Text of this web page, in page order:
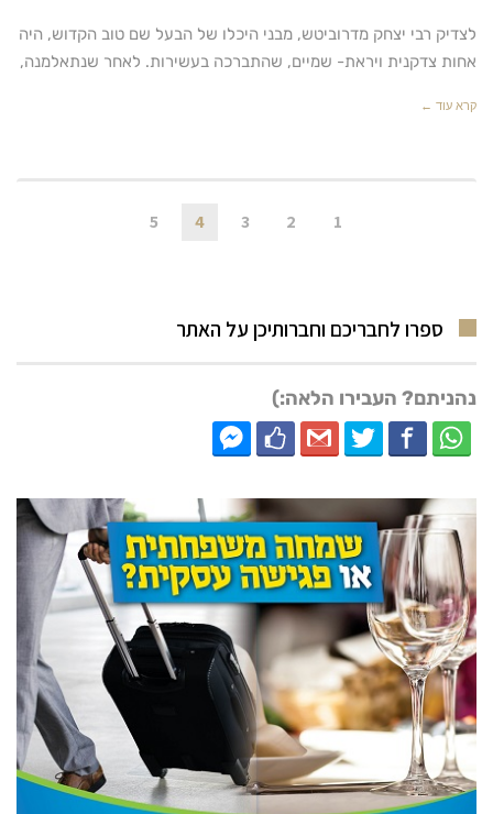
לצדיק רבי יצחק מדרוביטש, מבני היכלו של הבעל שם טוב הקדוש, היה
אחות צדקנית ויראת- שמיים, שהתברכה בעשירות. לאחר שנתאלמנה,
קרא עוד ←
1
2
3
4
5
ספרו לחבריכם וחברותיכן על האתר
נהניתם? העבירו הלאה:)